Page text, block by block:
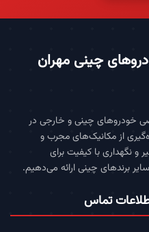
چینی مهران
خودروهای چینی و خارجی در
ما با بهره‌گیری از مکانیک‌های مجرب و
نگهداری با کیفیت برای
برندهای چینی ارائه می‌دهیم.
تماس